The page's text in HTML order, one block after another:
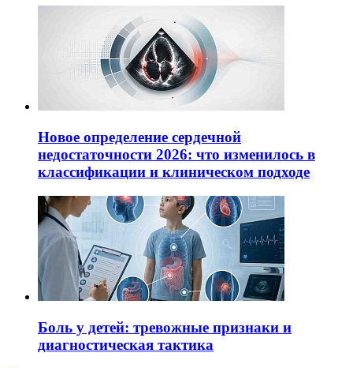
Новое определение сердечной
недостаточности 2026: что изменилось в
классификации и клиническом подходе
Боль у детей: тревожные признаки и
диагностическая тактика